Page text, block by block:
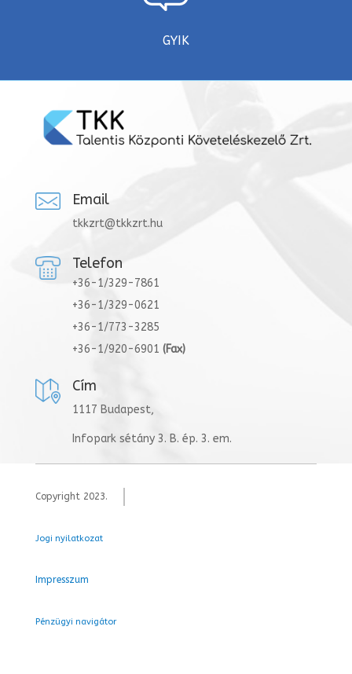
GYIK
Email
tkkzrt@tkkzrt.hu
Telefon
+36-1/329-7861
+36-1/329-0621
+36-1/773-3285
+36-1/920-6901 (Fax)
Cím
1117 Budapest,
Infopark sétány 3. B. ép. 3. em.
Copyright 2023.
Jogi nyilatkozat
Impresszum
Pénzügyi navigátor